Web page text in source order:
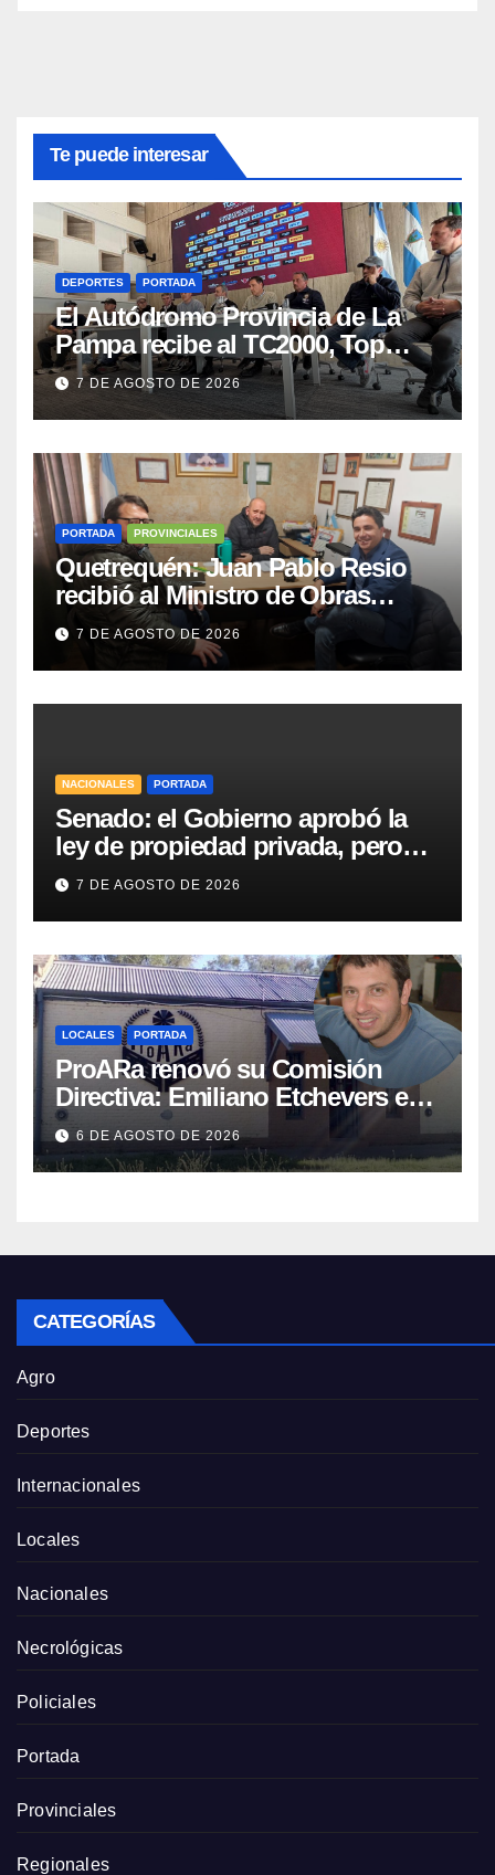
Te puede interesar
DEPORTES PORTADA
El Autódromo Provincia de La
Pampa recibe al TC2000, Top
Race y Fórmula Nacional este fin
de semana
7 DE AGOSTO DE 2026
PORTADA PROVINCIALES
Quetrequén: Juan Pablo Resio
recibió al Ministro de Obras
Públicas y al Presidente de
Vialidad para recorrer la ruta a
Villa Huidobro
7 DE AGOSTO DE 2026
NACIONALES PORTADA
Senado: el Gobierno aprobó la
ley de propiedad privada, pero
tuvo que quitar otro capítulo
7 DE AGOSTO DE 2026
LOCALES PORTADA
ProARa renovó su Comisión
Directiva: Emiliano Etchevers es
el nuevo Presidente de la entidad
6 DE AGOSTO DE 2026
CATEGORÍAS
Agro
Deportes
Internacionales
Locales
Nacionales
Necrológicas
Policiales
Portada
Provinciales
Regionales